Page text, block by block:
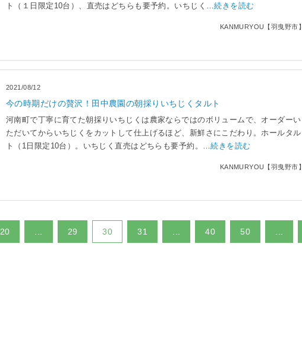
ト（１日限定10台）、直売はどちらも要予約。いちじく…続きを読む
KANMURYOU【羽曳野市】
2021/08/12
今の時期だけの贅沢！田中農園の朝採りいちじくタルト
河南町で丁寧に育てた朝採りいちじくは農家ならではのボリュームで、オーダーい
ただいてからいちじくをカットして仕上げるほど、新鮮さにこだわり。ホールタル
ト（1日限定10台）。いちじく直売はどちらも要予約。…続きを読む
KANMURYOU【羽曳野市】
20 29 30 31 40 50